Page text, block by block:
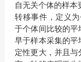
自无关个体的样
转移事件，定义
于个体间比较的
早于样本采集的
定性更大，并且